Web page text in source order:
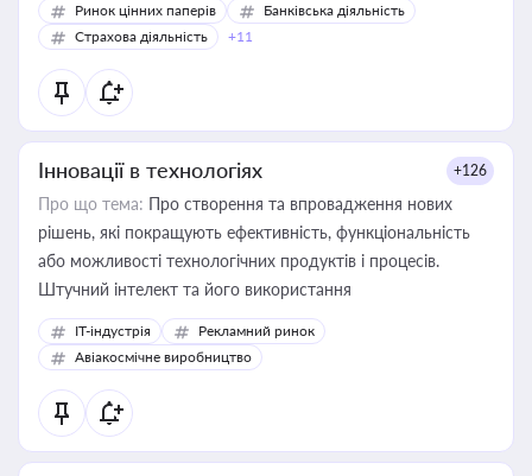
Ринок цінних паперів
Банківська діяльність
Страхова діяльність
+11
Інновації в технологіях +126
Про що тема: Про створення та впровадження нових
рішень, які покращують ефективність, функціональність
або можливості технологічних продуктів і процесів.
Штучний інтелект та його використання
IT-індустрія
Рекламний ринок
Авіакосмічне виробництво